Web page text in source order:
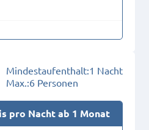
Mindestaufenthalt:1 Nacht
Max.:6 Personen
pro Nacht ab 1 Monat